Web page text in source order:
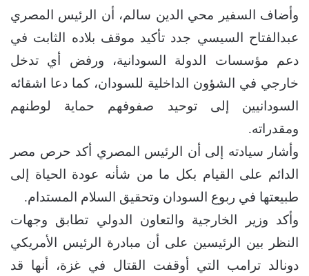
وأضاف السفير محي الدين سالم، أن الرئيس المصري
عبدالفتاح السيسي جدد تأكيد موقف بلاده الثابت في
دعم مؤسسات الدولة السودانية، ورفض أي تدخل
خارجي في الشؤون الداخلية للسودان، كما دعا اشقائه
السودانيين إلى توحيد صفوفهم حماية لوطنهم
ومقدراته.
وأشار سيادته إلى أن الرئيس المصري أكد حرص مصر
الدائم على القيام بكل ما من شأنه عودة الحياة إلى
طبيعتها في ربوع السودان وتحقيق السلام المستدام.
وأكد وزير الخارجية والتعاون الدولي تطابق وجهات
النظر بين الرئيسين على أن مبادرة الرئيس الأمريكي
دونالد ترامب التي أوقفت القتال في غزة، أنها قد